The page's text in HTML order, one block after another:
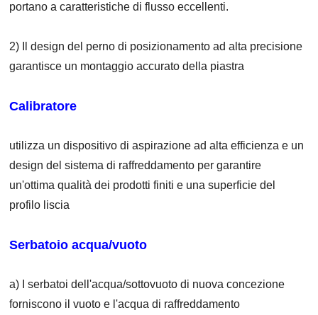
portano a caratteristiche di flusso eccellenti.
2) Il design del perno di posizionamento ad alta precisione
garantisce un montaggio accurato della piastra
Calibratore
utilizza un dispositivo di aspirazione ad alta efficienza e un
design del sistema di raffreddamento per garantire
un'ottima qualità dei prodotti finiti e una superficie del
profilo liscia
Serbatoio acqua/vuoto
a) I serbatoi dell'acqua/sottovuoto di nuova concezione
forniscono il vuoto e l'acqua di raffreddamento